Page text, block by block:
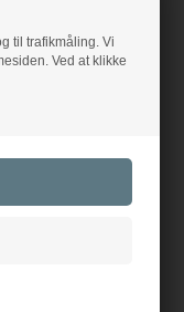
til trafikmåling. Vi
Ved at klikke
omk. tilægges